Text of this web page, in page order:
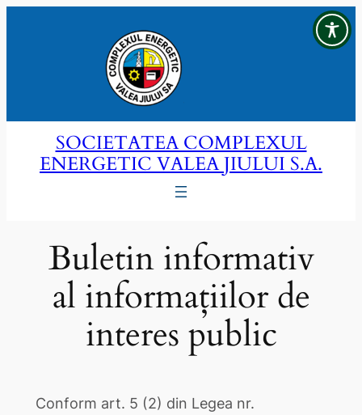
SOCIETATEA COMPLEXUL
ENERGETIC VALEA JIULUI S.A.
Buletin informativ
al informațiilor de
interes public
Conform art. 5 (2) din Legea nr.